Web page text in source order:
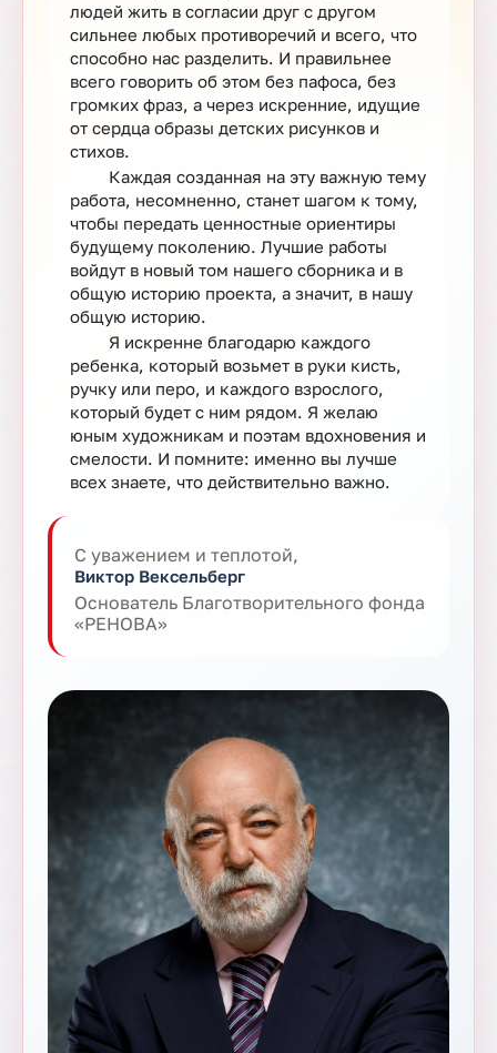
людей жить в согласии друг с другом
сильнее любых противоречий и всего, что
способно нас разделить. И правильнее
всего говорить об этом без пафоса, без
громких фраз, а через искренние, идущие
от сердца образы детских рисунков и
стихов.
Каждая созданная на эту важную тему
работа, несомненно, станет шагом к тому,
чтобы передать ценностные ориентиры
будущему поколению. Лучшие работы
войдут в новый том нашего сборника и в
общую историю проекта, а значит, в нашу
общую историю.
Я искренне благодарю каждого
ребенка, который возьмет в руки кисть,
ручку или перо, и каждого взрослого,
который будет с ним рядом. Я желаю
юным художникам и поэтам вдохновения и
смелости. И помните: именно вы лучше
всех знаете, что действительно важно.
С уважением и теплотой,
Виктор Вексельберг
Основатель Благотворительного фонда
«РЕНОВА»